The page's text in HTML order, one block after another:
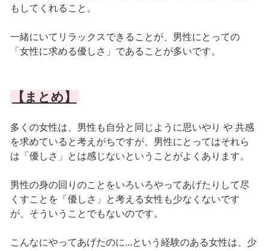
もしてくれること。
一緒にいてリラックスできることが、男性にとっての
「女性に求める優しさ」であることが多いです。
【まとめ】
多くの女性は、男性も自分と同じように思いやり や 共感
を求めていると考えがちですが、男性にとってはそれら
は「優しさ」とは感じないということがよくあります。
男性の身の回りのことをいろいろやってあげたりして尽
くすことを「優しさ」と考える女性も少なくないです
が、そういうことでもないのです。
こんなにやってあげたのに...という経験のある女性は、少